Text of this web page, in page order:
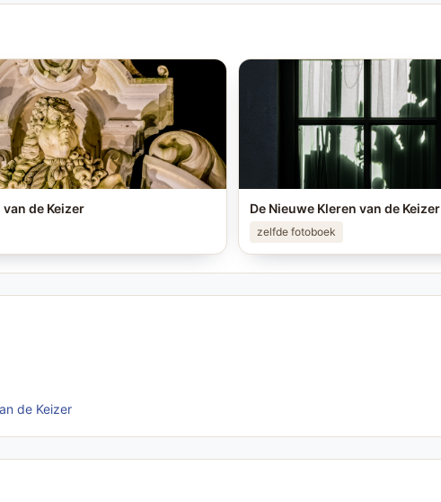
van de Keizer De Nieuwe Kleren van de Keizer
zelfde fotoboek
de Keizer